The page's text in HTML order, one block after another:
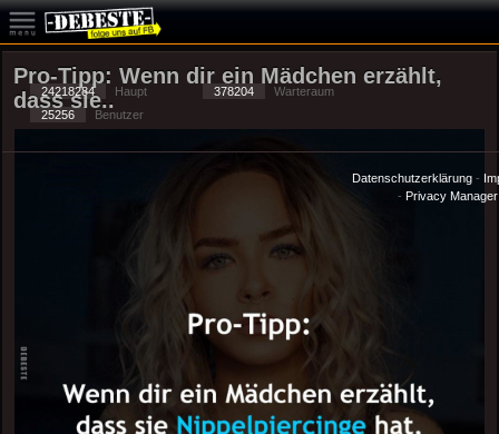
Pro-Tipp: Wenn dir ein Mädchen erzählt,
dass sie..
24218284 Haupt 378204
Warteraum
25256
Benutzer
Datenschutzerklärung-
- Privacy Manager